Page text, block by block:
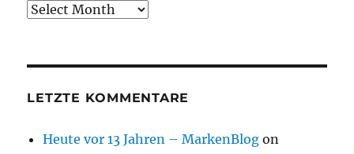
Archive
LETZTE KOMMENTARE
Heute vor 13 Jahren – MarkenBlog on